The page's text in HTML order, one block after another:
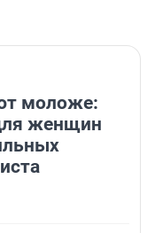
моложе:
женщин